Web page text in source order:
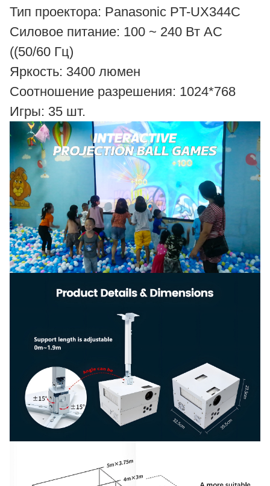
Тип проектора: Panasonic PT-UX344C
Силовое питание: 100 ~ 240 Вт AC
((50/60 Гц)
Яркость: 3400 люмен
Соотношение разрешения: 1024*768
Игры: 35 шт.